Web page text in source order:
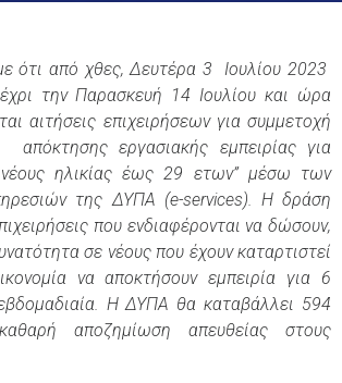
ότι από χθες, Δευτέρα 3 Ιουλίου 2023
την Παρασκευή 14 Ιουλίου και ώρα
αιτήσεις επιχειρήσεων για συμμετοχή
εργασιακής εμπειρίας για
ηλικίας έως 29 ετων” μέσω των
της ΔΥΠΑ (e-services). Η δράση
που ενδιαφέρονται να δώσουν,
σε νέους που έχουν καταρτιστεί
να αποκτήσουν εμπειρία για 6
Η ΔΥΠΑ θα καταβάλλει 594
αποζημίωση απευθείας στους